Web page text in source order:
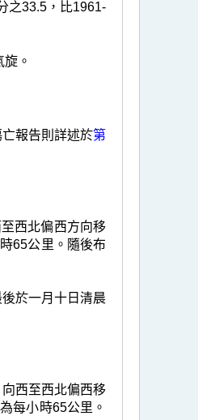
之33.5，比1961-
。
報告則詳述於第
西北偏西方向移
65公里。隨後布
於一月十日清晨
西至西北偏西移
每小時65公里。